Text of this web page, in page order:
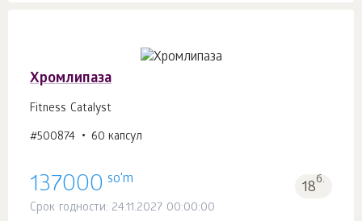
Хромлипаза
Fitness Catalyst
#500874 60 капсул
137000 so'm 18б.
Срок годности: 24.11.2027 00:00:00